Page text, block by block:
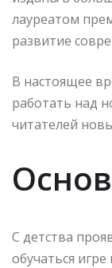
лауреатом
развитие
В настоящее
работать над
читателей
С детства
обучаться